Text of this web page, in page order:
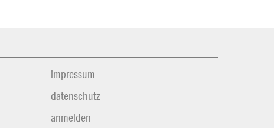
impressum
datenschutz
anmelden